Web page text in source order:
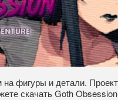
фигуры и детали.
скачать Goth